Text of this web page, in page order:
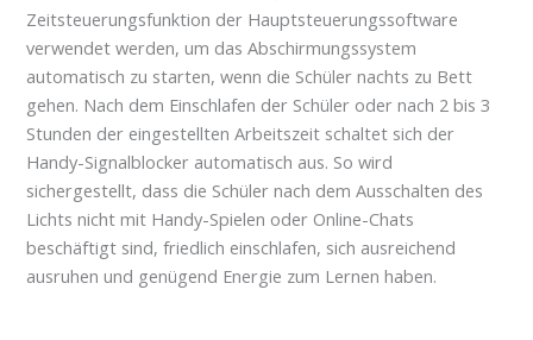
Zeitsteuerungsfunktion der Hauptsteuerungssoftware
verwendet werden, um das Abschirmungssystem
automatisch zu starten, wenn die Schüler nachts zu Bett
gehen. Nach dem Einschlafen der Schüler oder nach 2 bis 3
Stunden der eingestellten Arbeitszeit schaltet sich der
Handy-Signalblocker automatisch aus. So wird
sichergestellt, dass die Schüler nach dem Ausschalten des
Lichts nicht mit Handy-Spielen oder Online-Chats
beschäftigt sind, friedlich einschlafen, sich ausreichend
ausruhen und genügend Energie zum Lernen haben.